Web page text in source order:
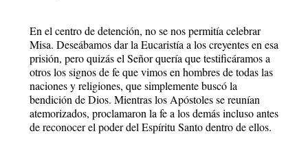
En el centro de detención, no se nos permitía celebrar
Misa. Deseábamos dar la Eucaristía a los creyentes en esa
prisión, pero quizás el Señor quería que testificáramos a
otros los signos de fe que vimos en hombres de todas las
naciones y religiones, que simplemente buscó la
bendición de Dios. Mientras los Apóstoles se reunían
atemorizados, proclamaron la fe a los demás incluso antes
de reconocer el poder del Espíritu Santo dentro de ellos.